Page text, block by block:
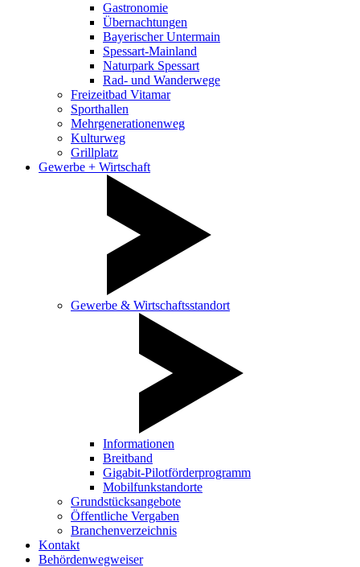
Gastronomie
Übernachtungen
Bayerischer Untermain
Spessart-Mainland
Naturpark Spessart
Rad- und Wanderwege
Freizeitbad Vitamar
Sporthallen
Mehrgenerationenweg
Kulturweg
Grillplatz
Gewerbe + Wirtschaft
Gewerbe & Wirtschaftsstandort
Informationen
Breitband
Gigabit-Pilotförderprogramm
Mobilfunkstandorte
Grundstücksangebote
Öffentliche Vergaben
Branchenverzeichnis
Kontakt
Behördenwegweiser